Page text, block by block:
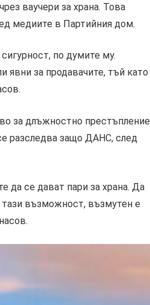
ваучери за храна. Това
медиите в Партийния дом.
по думите му.
явни за продавачите, тъй като
за длъжностно престъпление
разследва защо ДАНС, след
да се дават пари за храна. Да
възможност, възмутен е